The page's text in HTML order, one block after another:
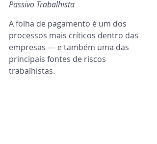
Passivo Trabalhista
A folha de pagamento é um dos
processos mais críticos dentro das
empresas — e também uma das
principais fontes de riscos
trabalhistas.